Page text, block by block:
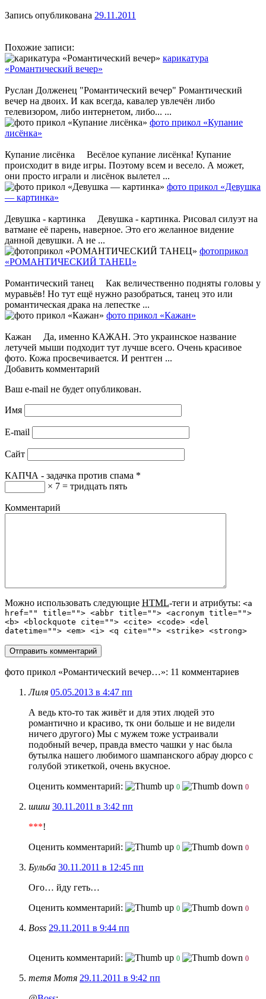
Запись опубликована 29.11.2011
Похожие записи:
карикатура
«Романтический вечер»
Руслан Долженец "Романтический вечер" Романтический
вечер на двоих. И как всегда, кавалер увлечён либо
телевизором, либо интернетом, либо... ...
фото прикол «Купание
лисёнка»
Купание лисёнка Весёлое купание лисёнка! Купание
происходит в виде игры. Поэтому всем и весело. А может,
они просто играли и лисёнок вылетел ...
фото прикол «Девушка
— картинка»
Девушка - картинка Девушка - картинка. Рисовал силуэт на
ватмане её парень, наверное. Это его желанное видение
данной девушки. А не ...
фотоприкол
«РОМАНТИЧЕСКИЙ ТАНЕЦ»
Романтический танец Как величественно подняты головы у
муравьёв! Но тут ещё нужно разобраться, танец это или
романтическая драка на лепестке ...
фото прикол «Кажан»
Кажан Да, именно КАЖАН. Это украинское название
летучей мыши подходит тут лучше всего. Очень красивое
фото. Кожа просвечивается. И рентген ...
Добавить комментарий
Ваш e-mail не будет опубликован.
Имя
E-mail
Сайт
КАПЧА - задачка против спама *
× 7 = тридцать пять
Комментарий
Можно использовать следующие HTML-теги и атрибуты: <a
href="" title=""> <abbr title=""> <acronym title="">
<b> <blockquote cite=""> <cite> <code> <del
datetime=""> <em> <i> <q cite=""> <strike> <strong>
фото прикол «Романтический вечер…»: 11 комментариев
Лиля 05.05.2013 в 4:47 пп
А ведь кто-то так живёт и для этих людей это
романтично и красиво, тк они больше и не видели
ничего другого) Мы с мужем тоже устраивали
подобный вечер, правда вместо чашки у нас была
бутылка нашего любимого шампанского абрау дюрсо с
голубой этикеткой, очень вкусное.
Оценить комментарий:
0 0
шшш 30.11.2011 в 3:42 пп
***!
Оценить комментарий:
0 0
Бульба 30.11.2011 в 12:45 пп
Ого… йду геть…
Оценить комментарий:
0 0
Boss 29.11.2011 в 9:44 пп
Оценить комментарий: 0 0
тетя Мотя 29.11.2011 в 9:42 пп